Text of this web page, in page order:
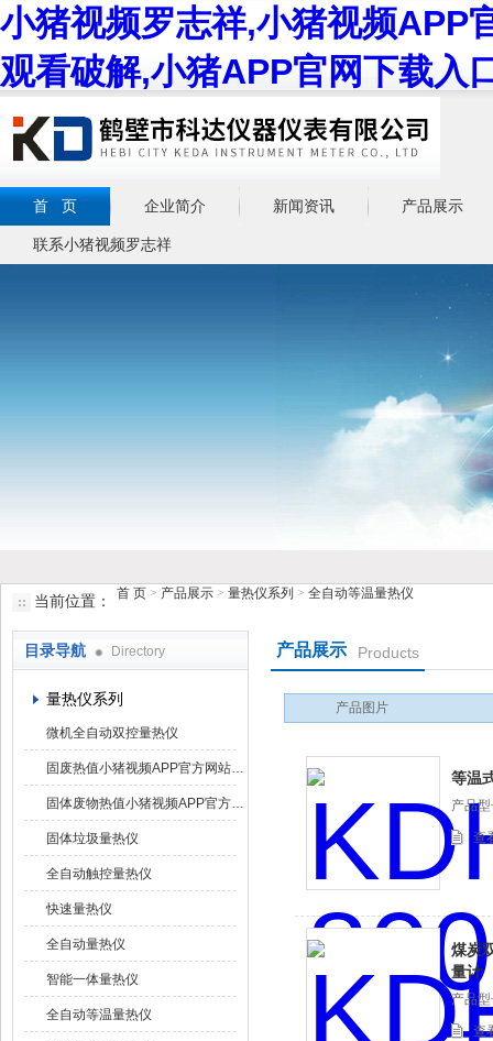
小猪视频罗志祥,小猪视频APP
观看破解,小猪APP官网下载入
鹤壁市小猪视频罗志祥仪器仪表有限公司
首 页 企业简介 新闻资讯 产品展示
联系小猪视频罗志祥
当前位置： 首 页 > 产品展示 > 量热仪系列 > 全自动等温量热仪
目录导航 Directory
量热仪系列
微机全自动双控量热仪
固废热值小猪视频APP官方网站下载罗志祥
固体废物热值小猪视频APP官方网站下载罗志祥
固体垃圾量热仪
全自动触控量热仪
快速量热仪
全自动量热仪
智能一体量热仪
全自动等温量热仪
产品展示 Products
产品图片
等温
产品型
查
煤炭
量计
产品型
查